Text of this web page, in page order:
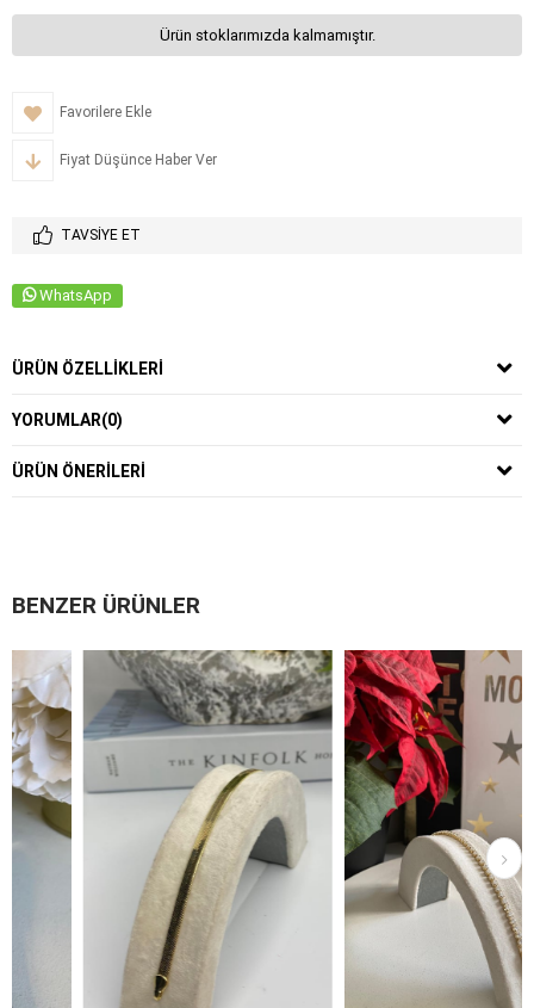
Ürün stoklarımızda kalmamıştır.
Favorilere Ekle
Fiyat Düşünce Haber Ver
TAVSIYE ET
WhatsApp
ÜRÜN ÖZELLIKLERI
YORUMLAR(0)
ÜRÜN ÖNERILERI
BENZER ÜRÜNLER